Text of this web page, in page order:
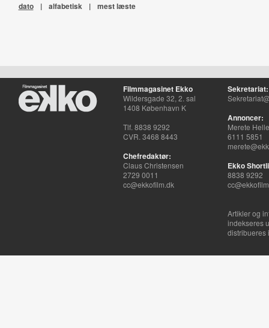
dato | alfabetisk | mest læste
Filmmagasinet Ekko
Wildersgade 32, 2. sal
1408 København K
Tlf. 8838 9292
CVR. 3468 8443
Chefredaktør:
Claus Christensen
2729 0011
cc@ekkofilm.dk
Sekretariat:
Annoncer:
Merete
6111 5851
Ekko
8838 9292
Artikler og
indekseres
distribueres